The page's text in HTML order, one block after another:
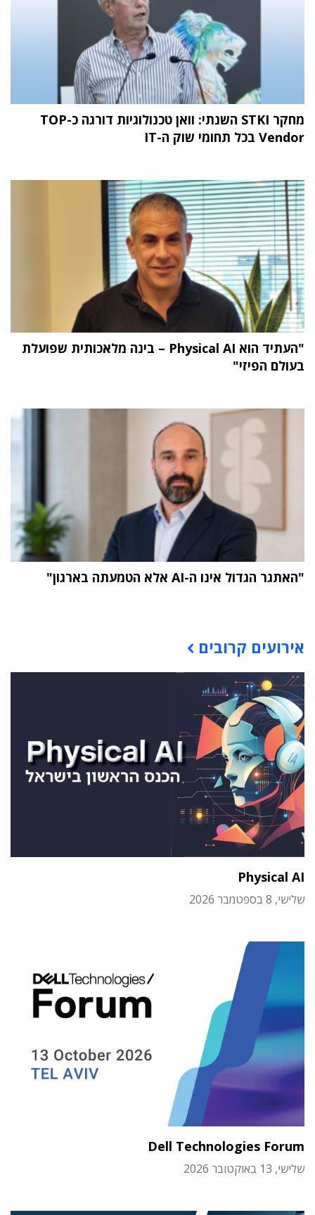
מחקר STKI השנתי: וואן טכנולוגיות דורגה כ-TOP
Vendor בכל תחומי שוק ה-IT
"העתיד הוא Physical AI – בינה מלאכותית שפועלת
בעולם הפיזי"
"האתגר הגדול אינו ה-AI אלא הטמעתה בארגון"
אירועים קרובים
Physical AI
שלישי, 8 בספטמבר 2026
Dell Technologies Forum
שלישי, 13 באוקטובר 2026